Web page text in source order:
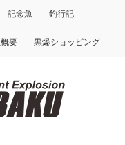
記念魚 釣行記
要 黒爆ショッピング